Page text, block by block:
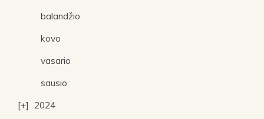
balandžio
kovo
vasario
sausio
2024